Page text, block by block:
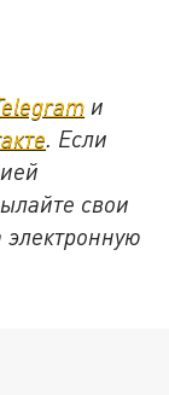
и
. Если
свои